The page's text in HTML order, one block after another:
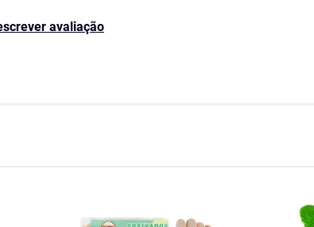
avaliação